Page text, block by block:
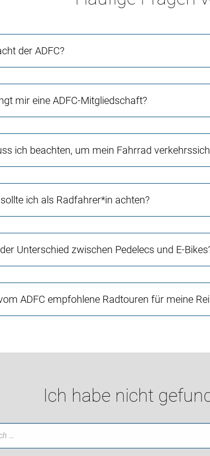
der ADFC?
mir eine ADFC-Mitgliedschaft?
ich beachten, um mein Fahrrad
ich als Radfahrer*in achten?
Unterschied zwischen Pedelecs und E-
ADFC empfohlene Radtouren für meine
Ich habe nicht